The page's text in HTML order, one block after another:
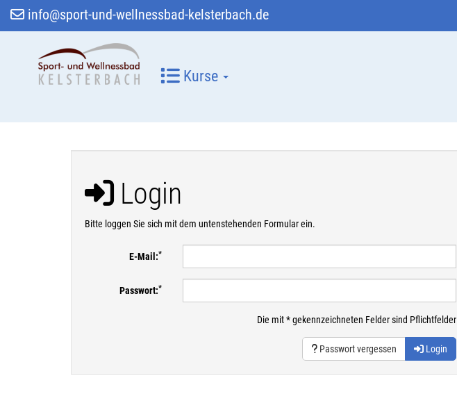
info@sport-und-wellnessbad-kelsterbach.de
Kurse
Login
Bitte loggen Sie sich mit dem untenstehenden Formular ein.
E-Mail:*
Passwort:*
Die mit * gekennzeichneten Felder sind Pflichtfelder
Passwort vergessen Login